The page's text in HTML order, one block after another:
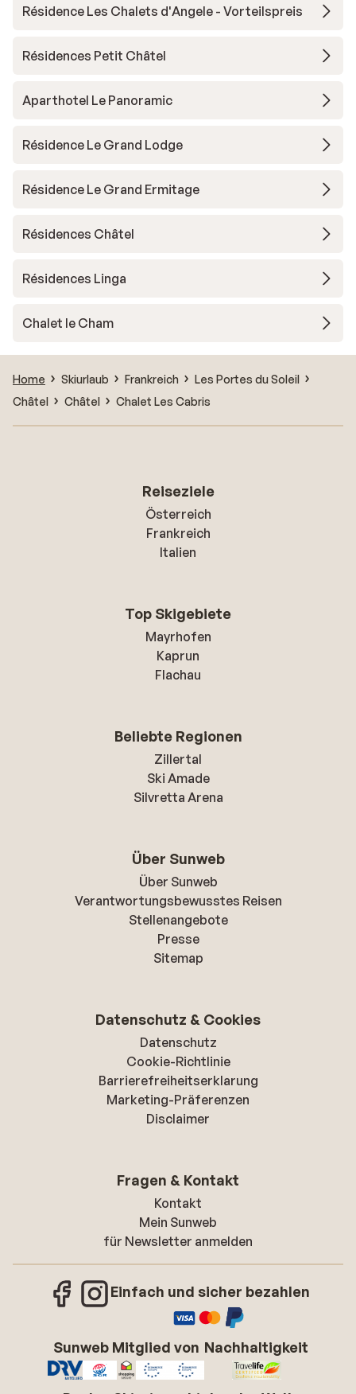
Résidence Les Chalets d'Angele - Vorteilspreis
Résidences Petit Châtel
Aparthotel Le Panoramic
Résidence Le Grand Lodge
Résidence Le Grand Ermitage
Résidences Châtel
Résidences Linga
Chalet le Cham
Home Skiurlaub Frankreich
Les Portes du Soleil
Châtel
Châtel Chalet Les Cabris
Reiseziele
Österreich
Frankreich
Italien
Top Skigebiete
Mayrhofen
Kaprun
Flachau
Beliebte Regionen
Zillertal
Ski Amade
Silvretta Arena
Über Sunweb
Über Sunweb
Verantwortungsbewusstes Reisen
Stellenangebote
Presse
Sitemap
Datenschutz & Cookies
Datenschutz
Cookie-Richtlinie
Barrierefreiheitserklarung
Marketing-Präferenzen
Disclaimer
Fragen & Kontakt
Kontakt
Mein Sunweb
für Newsletter anmelden
Einfach und sicher bezahlen
Sunweb Mitglied von Nachhaltigkeit